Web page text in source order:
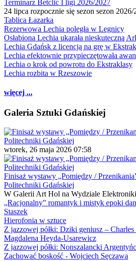
Terminarz Betclic I ligi 2026/2027
24 lipca rozpocznie się sezon sezon
Tablica Łazarka
Rezerwowa Lechia poległa w Legnicy
Osłabiona Lechia ukarała nieskuteczną
Lechia Gdańsk z licencją na grę w
Lechia efektownie przypieczętowała
Lechia o krok od powrotu do Ekstraklasy
Lechia rozbita w Rzeszowie
więcej ...
Galeria Sztuki Gdańskiej
wtorek, 26 maja 2026 07:58
Finisaż wystawy „Pomiędzy /
Politechniki Gdańskiej
W Galerii Art Hol na Wydziale
„Racjonalny” romantyk i mistyk epoki
Staszek
Hierofonia w sztuce
Z jazzowej półki: Dziki geniusz –
Magdalena Heyda-Usarewicz
Z jazzowej półki: Nonszalancki
Zachować boskość - Wojciech Sęczawa